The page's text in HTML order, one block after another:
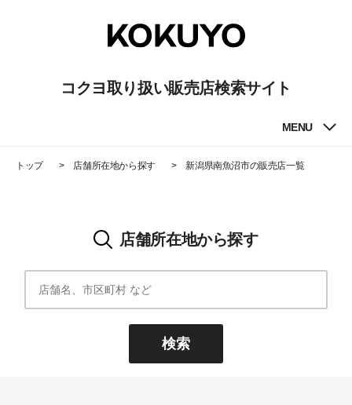
コクヨ取り扱い販売店検索サイト
MENU
トップ 店舗所在地から探す 新潟県南魚沼市の販売店一覧
店舗所在地から探す
検索